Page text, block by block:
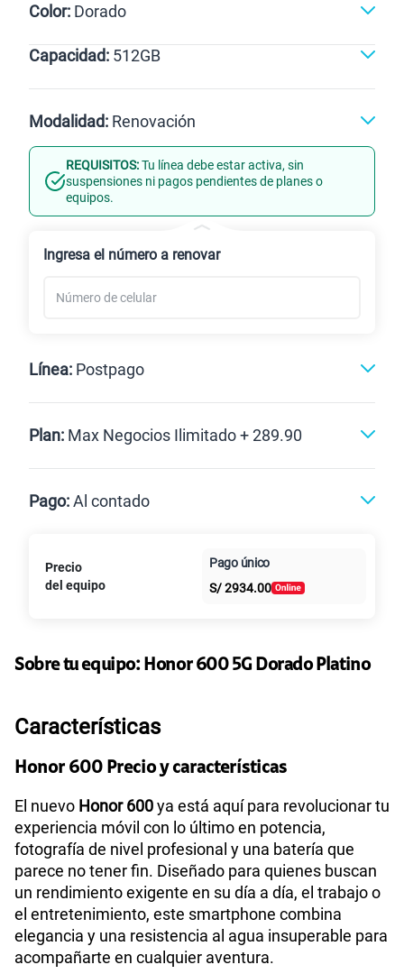
Color: Dorado
Naranja
Capacidad: 512GB
512GB
Modalidad: Renovación
Línea Nueva Portabilidad
REQUISITOS:Tu línea debe estar activa, sin
suspensiones ni pagos pendientes de planes o
equipos.
Ingresa el número a renovar
Línea: Postpago
Plan: Max Negocios Ilimitado + 289.90
Paga solo
125GBen alta velocidad
S/
Paga solo S/ 95.90
Paga solo
Paga solo S/69.90
Paga solo
175GBen alta velocidad
S/ 159.90
Paga solo
185GBen alta velocidad
Pago:Al contado
Al contado Cuotas Claro
intereses
Precio
del equipo
Pago único
S/2934.00
Sobre tu equipo: Honor 600 5G Dorado Platino
Características
Honor 600 Precio y características
El nuevo Honor 600ya está aquí para revolucionar tu
experiencia móvil con lo último en potencia,
fotografía de nivel profesional y una batería que
parece no tener fin. Diseñado para quienes buscan
un rendimiento exigente en su día a día, el trabajo o
el entretenimiento, este smartphone combina
elegancia y una resistencia al agua insuperable para
acompañarte en cualquier aventura.